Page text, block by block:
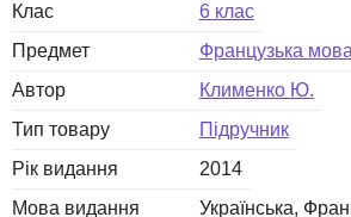
Клас
6 клас
Предмет
Французька мова
Автор
Клименко Ю.
Тип товару
Підручник
Рік видання
2014
Мова видання
Українська